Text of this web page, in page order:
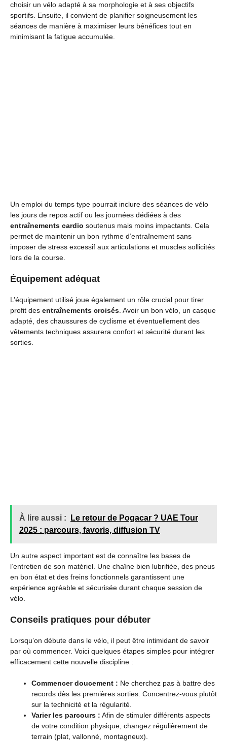
choisir un vélo adapté à sa morphologie et à ses objectifs
sportifs. Ensuite, il convient de planifier soigneusement les
séances de manière à maximiser leurs bénéfices tout en
minimisant la fatigue accumulée.
Un emploi du temps type pourrait inclure des séances de vélo
les jours de repos actif ou les journées dédiées à des
entraînements cardio soutenus mais moins impactants. Cela
permet de maintenir un bon rythme d’entraînement sans
imposer de stress excessif aux articulations et muscles sollicités
lors de la course.
Équipement adéquat
L’équipement utilisé joue également un rôle crucial pour tirer
profit des entraînements croisés . Avoir un bon vélo, un casque
adapté, des chaussures de cyclisme et éventuellement des
vêtements techniques assurera confort et sécurité durant les
sorties.
À lire aussi :
Le retour de Pogacar ? UAE Tour
2025 : parcours, favoris, diffusion TV
Un autre aspect important est de connaître les bases de
l’entretien de son matériel. Une chaîne bien lubrifiée, des pneus
en bon état et des freins fonctionnels garantissent une
expérience agréable et sécurisée durant chaque session de
vélo.
Conseils pratiques pour débuter
Lorsqu’on débute dans le vélo, il peut être intimidant de savoir
par où commencer. Voici quelques étapes simples pour intégrer
efficacement cette nouvelle discipline :
Commencer doucement : Ne cherchez pas à battre des
records dès les premières sorties. Concentrez-vous plutôt
sur la technicité et la régularité.
Varier les parcours : Afin de stimuler différents aspects
de votre condition physique, changez régulièrement de
terrain (plat, vallonné, montagneux).